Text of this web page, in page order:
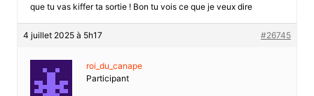
que tu vas kiffer ta sortie ! Bon tu vois ce que je veux dire
4 juillet 2025 à 5h17 #26745
roi_du_canape
Participant